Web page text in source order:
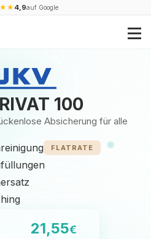
★ ★ 4,9auf Google
100
Absicherung für alle
FLATRATE
21,55€